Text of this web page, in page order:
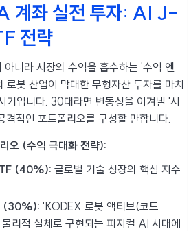
계좌 실전 투자: AI J-
전략
아니라 시장의 수익을 흡수하는 '수익 엔
봇 산업이 막대한 무형자산 투자를 마치
기입니다. 30대라면 변동성을 이겨낼 '시
격적인 포트폴리오를 구성할 만합니다.
오 (수익 극대화 전략):
(40%): 글로벌 기술 성장의 핵심 지수
(30%): 'KODEX 로봇 액티브(코드
적 실체로 구현되는 피지컬 AI 시대에